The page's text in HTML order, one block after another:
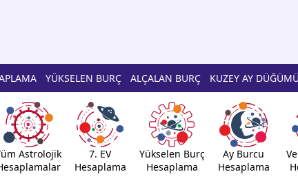
YÜKSELEN BURÇ ALÇALAN BURÇ KUZEY AY DÜĞÜMÜ
Astrolojik
7. EV
Hesaplama
Yükselen Burç
Hesaplama
Ay Burcu
Hesaplama